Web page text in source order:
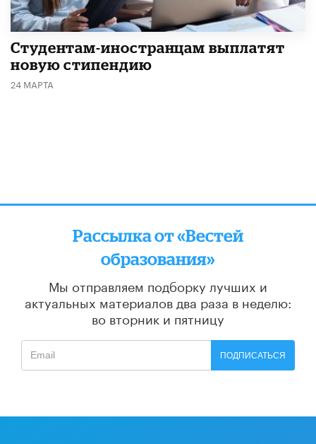
Студентам-иностранцам выплатят
новую стипендию
24 МАРТА
Рассылка от «Вестей
образования»
Мы отправляем подборку лучших и
актуальных материалов два раза в неделю:
во вторник и пятницу
ПОДПИСАТЬСЯ